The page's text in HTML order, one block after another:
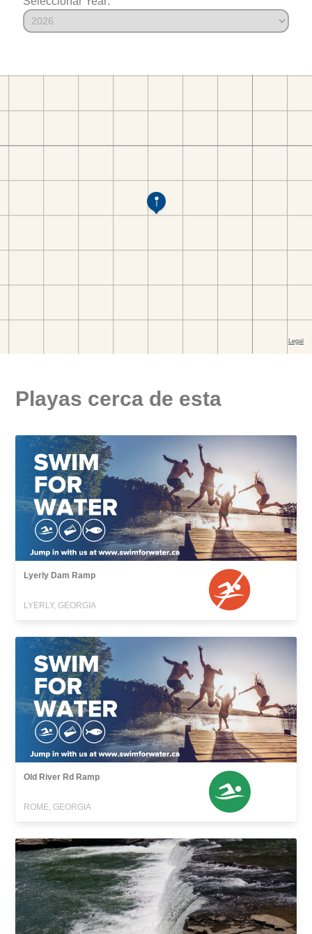
Playas cerca de esta
Lyerly Dam Ramp
LYERLY, GEORGIA
Old River Rd Ramp
ROME, GEORGIA